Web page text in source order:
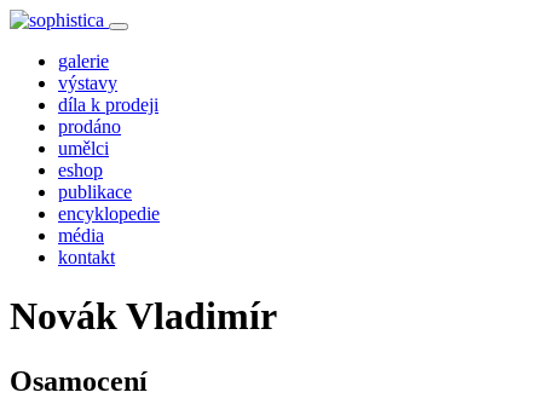
galerie
výstavy
díla k prodeji
prodáno
umělci
eshop
publikace
encyklopedie
média
kontakt
Novák Vladimír
Osamocení